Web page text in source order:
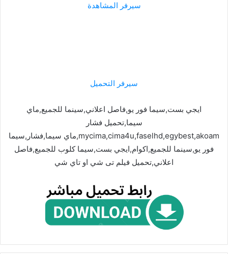
سيرفر المشاهدة
سيرفر التحميل
ايجي بست,سيما فور يو,فاصل اعلاني,سينما للجميع,ماي
سيما,تحميل فشار
mycima,cima4u,faselhd,egybest,akoam,ماي سيما,فشار,سيما
فور يو,سينما للجميع,اكوام,ايجي بست,سيما كلوب للجميع,فاصل
اعلاني,تحميل فيلم تى شي او تاي شي